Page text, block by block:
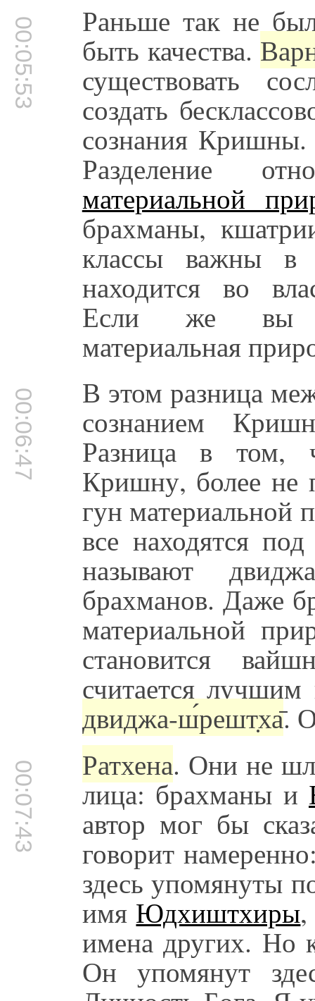
00:05:53 Раньше так не
быть качества.
существовать
создать
сознания Кришны.
Разделение
материальной
брахманы,
классы важны в
находится во
Если же вы
материальная
00:06:47 В этом разница
сознанием
Разница в том,
Кришну, более не
гун материальной
все находятся
называют
брахманов. Даже
материальной
становится
считается
двиджа-ш́решт̣ха̄.
00:07:43 Ратхена. Они не
лица: брахманы и
автор мог бы
говорит
здесь упомянуты
имя Юдхиштхиры
имена других. Но
Он упомянут